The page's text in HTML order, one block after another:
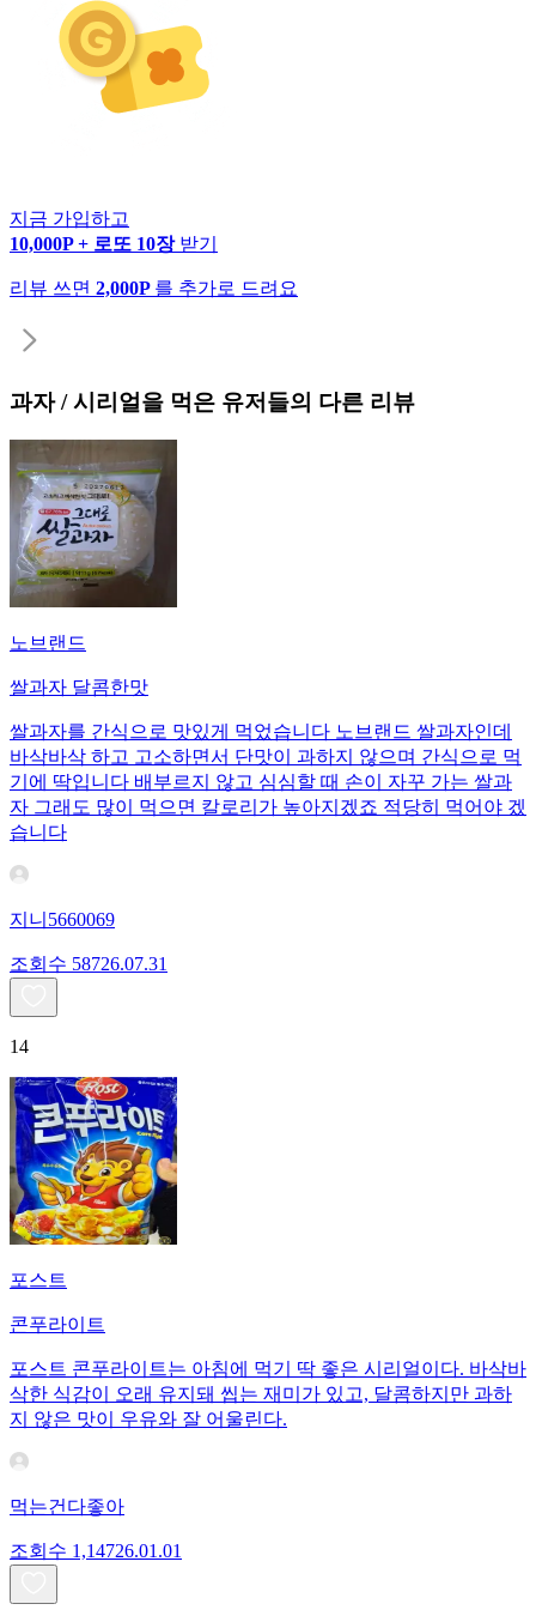
지금 가입하고
10,000P + 로또 10장 받기
리뷰 쓰면 2,000P 를 추가로 드려요
과자 / 시리얼을 먹은 유저들의 다른 리뷰
노브랜드
쌀과자 달콤한맛
쌀과자를 간식으로 맛있게 먹었습니다 노브랜드 쌀과자인데
바삭바삭 하고 고소하면서 단맛이 과하지 않으며 간식으로 먹
기에 딱입니다 배부르지 않고 심심할 때 손이 자꾸 가는 쌀과
자 그래도 많이 먹으면 칼로리가 높아지겠죠 적당히 먹어야 겠
습니다
지니5660069
조회수 58726.07.31
14
포스트
콘푸라이트
포스트 콘푸라이트는 아침에 먹기 딱 좋은 시리얼이다. 바삭바
삭한 식감이 오래 유지돼 씹는 재미가 있고, 달콤하지만 과하
지 않은 맛이 우유와 잘 어울린다.
먹는건다좋아
조회수 1,14726.01.01